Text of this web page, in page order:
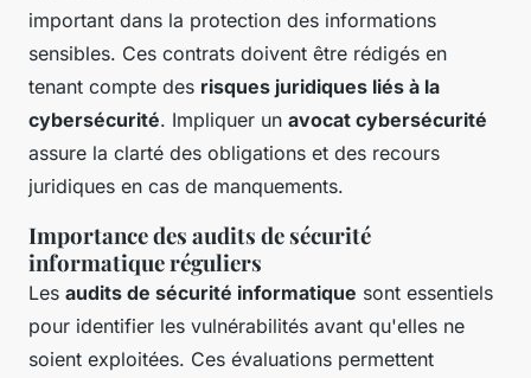
important dans la protection des informations
sensibles. Ces contrats doivent être rédigés en
tenant compte des risques juridiques liés à la
cybersécurité. Impliquer un avocat cybersécurité
assure la clarté des obligations et des recours
juridiques en cas de manquements.
Importance des audits de sécurité
informatique réguliers
Les audits de sécurité informatique sont essentiels
pour identifier les vulnérabilités avant qu'elles ne
soient exploitées. Ces évaluations permettent